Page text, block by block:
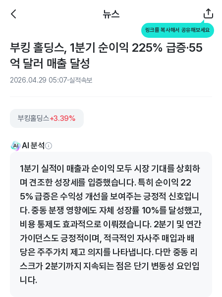
뉴스
링크를 복사해서 공유해보세요
부킹 홀딩스, 1분기 순이익 225% 급증·55
억 달러 매출 달성
2026.04.29 05:07 실적속보
부킹홀딩스+3.39%
AI 분석
1분기 실적이 매출과 순이익 모두 시장 기대를 상회하
며 견조한 성장세를 입증했습니다. 특히 순이익 22
5% 급증은 수익성 개선을 보여주는 긍정적 신호입니
다. 중동 분쟁 영향에도 자체 성장률 10%를 달성했고,
비용 통제도 효과적으로 이뤄졌습니다. 2분기 및 연간
가이던스도 긍정적이며, 적극적인 자사주 매입과 배
당은 주주가치 제고 의지를 나타냅니다. 다만 중동 리
스크가 2분기까지 지속되는 점은 단기 변동성 요인입
니다.